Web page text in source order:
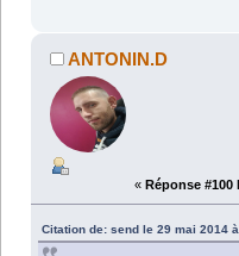
ANTONIN.D
« Réponse #100
Citation de: send le 29 mai 2014